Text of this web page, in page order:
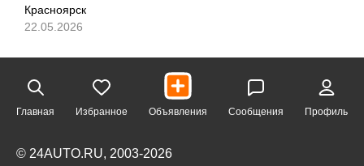
Красноярск
22.05.2026
Главная Избранное Объявления Сообщения Профиль
© 24AUTO.RU, 2003-2026